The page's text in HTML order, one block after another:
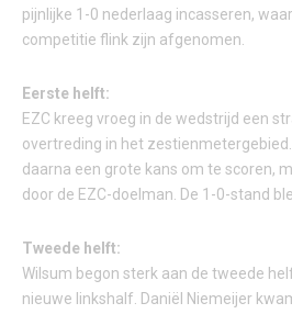
pijnlijke 1-0 nederlaag incasseren,
competitie flink zijn afgenomen.
Eerste helft:
EZC kreeg vroeg in de wedstrijd een
overtreding in het
daarna een grote kans om te scoren,
door de EZC-doelman. De 1-0-stand
Tweede helft:
Wilsum begon sterk aan de tweede
nieuwe linkshalf. Daniël Niemeijer